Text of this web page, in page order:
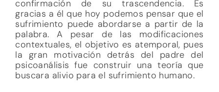
confirmación de su trascendencia. Es
gracias a él que hoy podemos pensar que el
sufrimiento puede abordarse a partir de la
palabra. A pesar de las modificaciones
contextuales, el objetivo es atemporal, pues
la gran motivación detrás del padre del
psicoanálisis fue construir una teoría que
buscara alivio para el sufrimiento humano.